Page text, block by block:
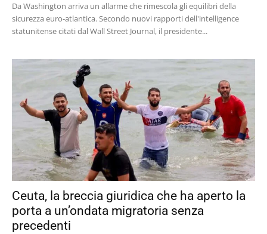
Da Washington arriva un allarme che rimescola gli equilibri della
sicurezza euro-atlantica. Secondo nuovi rapporti dell'intelligence
statunitense citati dal Wall Street Journal, il presidente...
Ceuta, la breccia giuridica che ha aperto la
porta a un’ondata migratoria senza
precedenti